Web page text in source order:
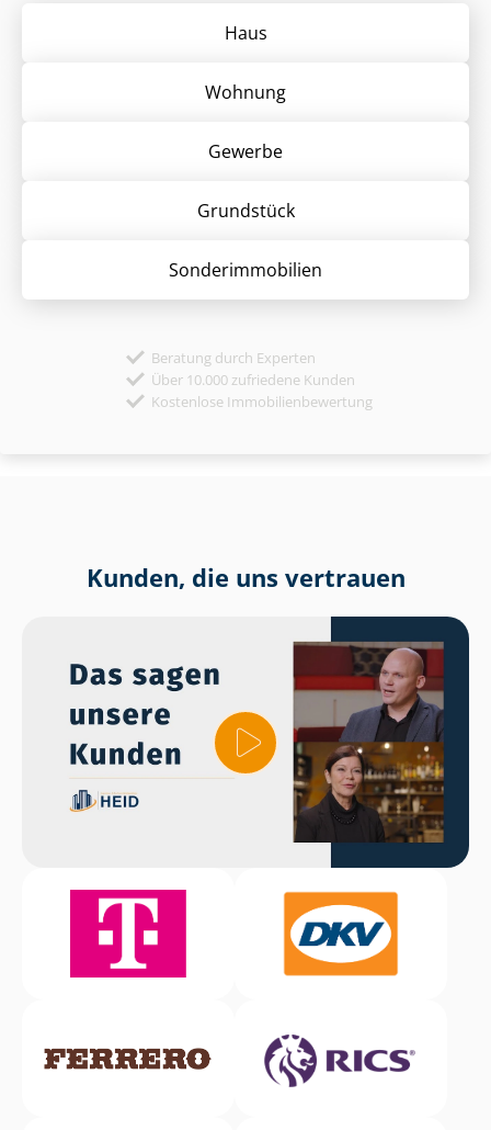
Haus
Wohnung
Gewerbe
Grund­stück
Sonder­immobilien
Beratung durch Experten
Über 10.000 zufriedene Kunden
Kostenlose Immobilienbewertung
Kunden, die uns vertrauen